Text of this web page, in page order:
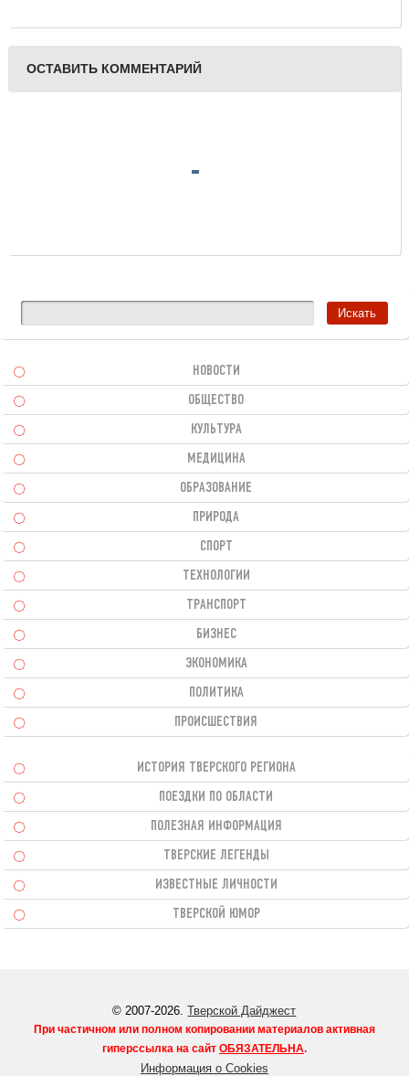
ОСТАВИТЬ КОММЕНТАРИЙ
НОВОСТИ
ОБЩЕСТВО
КУЛЬТУРА
МЕДИЦИНА
ОБРАЗОВАНИЕ
ПРИРОДА
СПОРТ
ТЕХНОЛОГИИ
ТРАНСПОРТ
БИЗНЕС
ЭКОНОМИКА
ПОЛИТИКА
ПРОИСШЕСТВИЯ
ИСТОРИЯ ТВЕРСКОГО РЕГИОНА
ПОЕЗДКИ ПО ОБЛАСТИ
ПОЛЕЗНАЯ ИНФОРМАЦИЯ
ТВЕРСКИЕ ЛЕГЕНДЫ
ИЗВЕСТНЫЕ ЛИЧНОСТИ
ТВЕРСКОЙ ЮМОР
© 2007-2026.Тверской Дайджест
При частичном или полном копировании материалов активная
гиперссылка на сайт ОБЯЗАТЕЛЬНА.
Информация о Cookies